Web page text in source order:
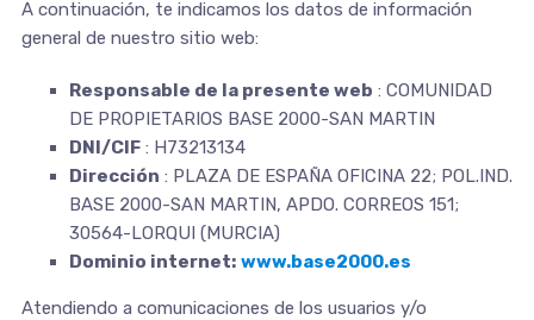
A continuación, te indicamos los datos de información
general de nuestro sitio web:
Responsable de la presente web : COMUNIDAD
DE PROPIETARIOS BASE 2000-SAN MARTIN
DNI/CIF: H73213134
Dirección : PLAZA DE ESPAÑA OFICINA 22; POL.IND.
BASE 2000-SAN MARTIN, APDO. CORREOS 151;
30564-LORQUI (MURCIA)
Dominio internet: www.base2000.es
Atendiendo a comunicaciones de los usuarios y/o